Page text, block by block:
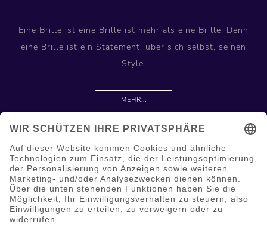
Eine Brille ist eine Brille ist mehr als eine Brille! Denn
eine Brille ist ein Statement, über sich selbst, seinen
Style.
MEHR...
Information
Hilfe & Service